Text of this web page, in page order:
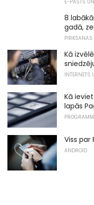
E-PASTS
8
gadā,
PIRKŠANAS
Kā
INTERNETS
Kā
lapās
Viss par
ANDROID